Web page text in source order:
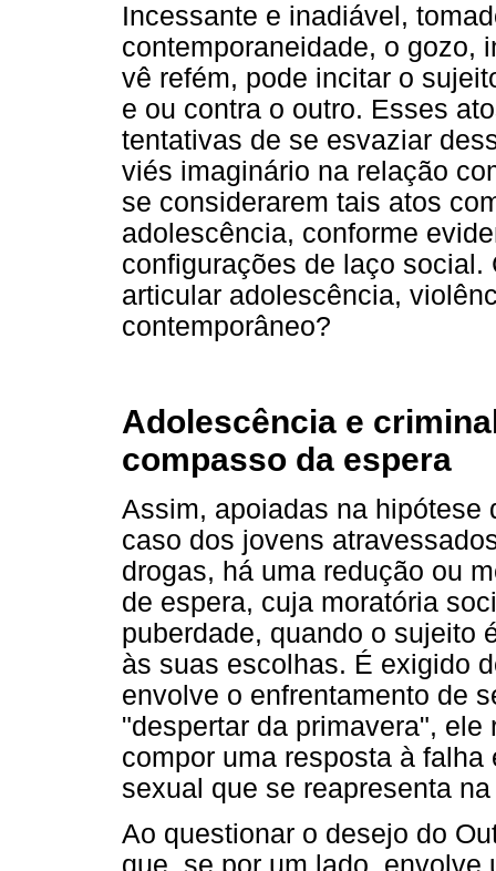
Incessante e inadiável,
contemporaneidade, o gozo,
vê refém, pode incitar o
e ou contra o outro. Esses
tentativas de se esvaziar
viés imaginário na relação
se considerarem tais atos
adolescência, conforme
configurações de laço
articular adolescência,
contemporâneo?
Adolescência e
compasso da espera
Assim, apoiadas na hipótese
caso dos jovens
drogas, há uma redução ou
de espera, cuja moratória
puberdade, quando o sujeito
às suas escolhas. É exigido
envolve o enfrentamento de
"despertar da primavera",
compor uma resposta à
sexual que se reapresenta
Ao questionar o desejo do
que, se por um lado, envolve